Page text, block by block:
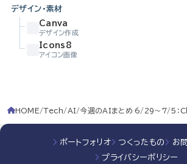
デザイン・素材
Canva
デザイン作成
Icons8
アイコン画像
HOME Tech AI 今週のAIまとめ 6/29〜7/5：
ポートフォリオ つくったもの
お
プライバシーポリシー